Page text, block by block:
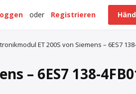
Registrieren
oder
ET 200S von Siemens – 6ES7
– 6ES7 138-